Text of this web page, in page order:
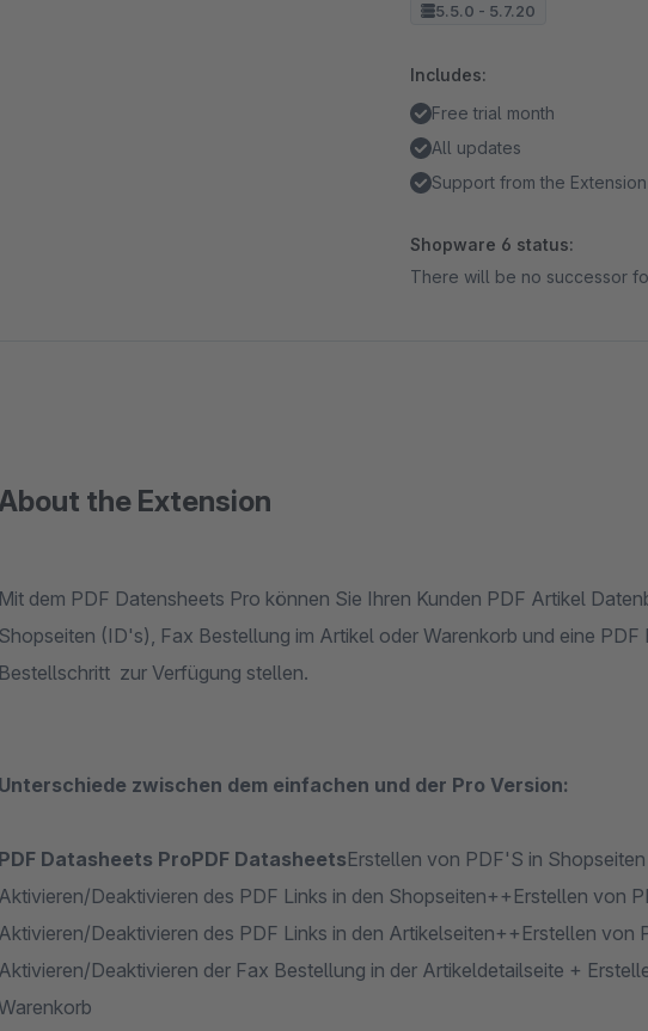
5.5.0 - 5.7.20
Includes:
Free trial month
All updates
Support from the
Shopware 6 status:
There will be no successor
the Extension
Mit dem PDF Datensheets Pro können Sie Ihren Kunden PDF Artikel
Shopseiten (ID's), Fax Bestellung im Artikel oder Warenkorb und eine
Bestellschritt zur Verfügung stellen.
Unterschiede zwischen dem einfachen und der Pro Version:
PDF Datasheets ProPDF DatasheetsErstellen von PDF'S in Shopseiten
Aktivieren/Deaktivieren des PDF Links in den Shopseiten++Erstellen von
Aktivieren/Deaktivieren des PDF Links in den Artikelseiten++Erstellen von
Aktivieren/Deaktivieren der Fax Bestellung in der Artikeldetailseite +